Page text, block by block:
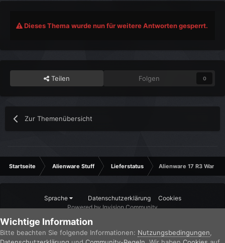
Dieses Thema wurde nun für weitere Antworten gesperrt.
Teilen Folgen 0
Zur Themenübersicht
Startseite Alienware Stuff Lieferstatus Alienware 17 R3
Sprache Datenschutzerklärung
Cookies
Powered by Invision Community
Wichtige Information
Bitte beachten Sie folgende Informationen: Nutzungsbedingungen